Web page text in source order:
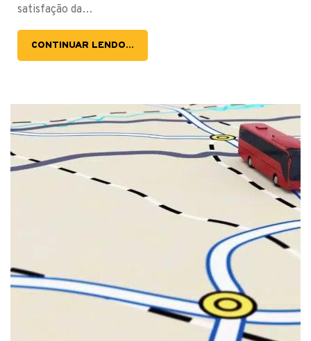
satisfação da…
CONTINUAR LENDO...